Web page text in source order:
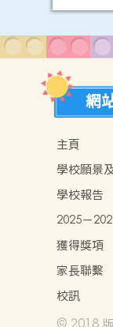
網
主頁
學校願景
學校報告
2025－
的體驗式
獲得獎項
家長聯繫
校訊